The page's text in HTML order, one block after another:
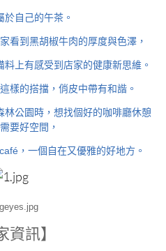
於自己的午茶。
看到黑胡椒牛肉的厚度與色澤，
上有感受到店家的健康新思維。
樣的搭擋，俏皮中帶有和諧。
公園時，想找個好的咖啡廳休憩
要好空間，
，一個自在又優雅的好地方。
資訊】